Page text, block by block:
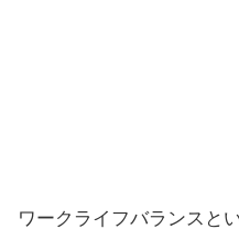
ワークライフバランスと